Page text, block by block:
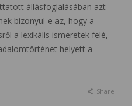
állásfoglalásában azt
bizonyul-e az, hogy a
a lexikális ismeretek felé,
helyett a
Share